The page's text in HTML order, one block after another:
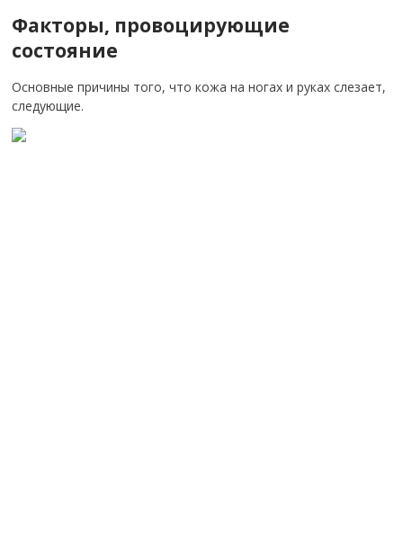
Факторы, провоцирующие
состояние
Основные причины того, что кожа на ногах и руках слезает,
следующие.